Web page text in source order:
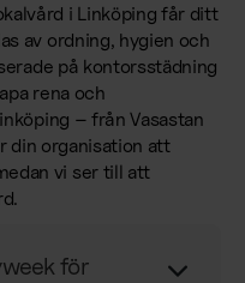
i Linköping får ditt
av ordning, hygien och
på kontorsstädning
rena och
– från Vasastan
din organisation att
vi ser till att
för